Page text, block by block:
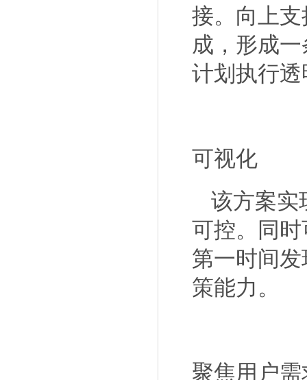
接。向上
成，形成
计划执行
可视化
该方案实
可控。同
第一时间
策能力。
聚焦用户需